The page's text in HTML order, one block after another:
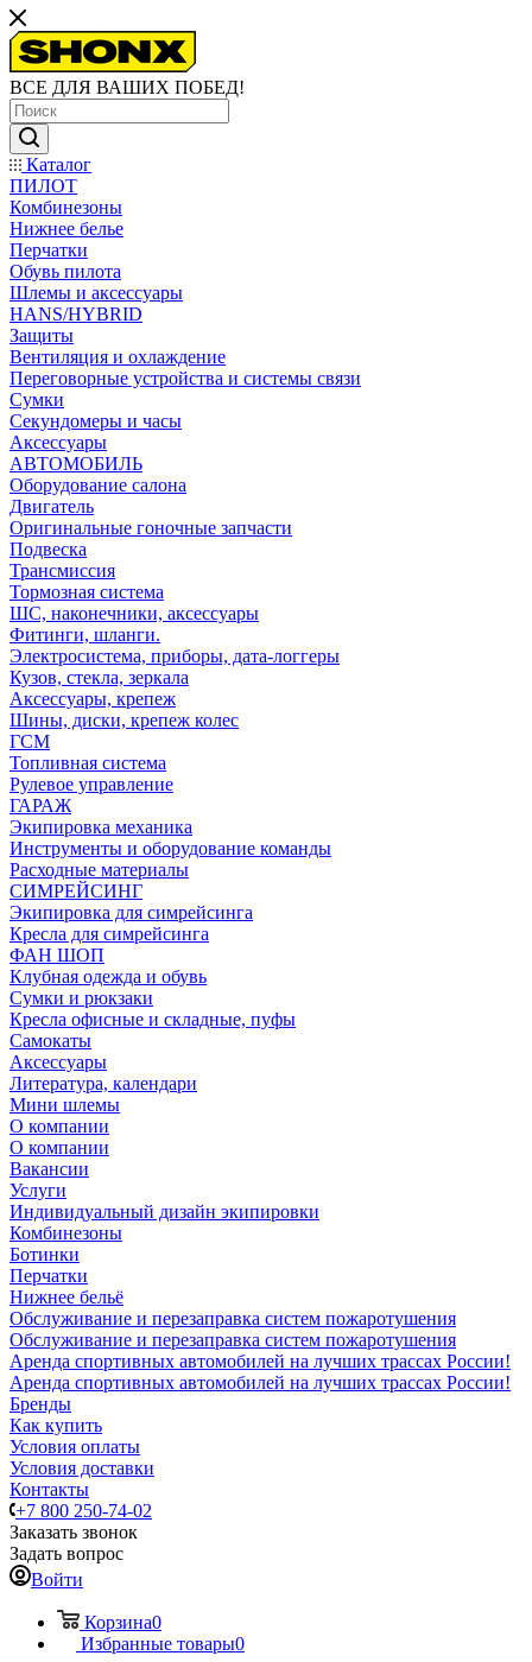
ВСЕ ДЛЯ ВАШИХ ПОБЕД!
Каталог
ПИЛОТ
Комбинезоны
Нижнее белье
Перчатки
Обувь пилота
Шлемы и аксессуары
HANS/HYBRID
Защиты
Вентиляция и охлаждение
Переговорные устройства и системы связи
Сумки
Секундомеры и часы
Аксессуары
АВТОМОБИЛЬ
Оборудование салона
Двигатель
Оригинальные гоночные запчасти
Подвеска
Трансмиссия
Тормозная система
ШС, наконечники, аксессуары
Фитинги, шланги.
Электросистема, приборы, дата-логгеры
Кузов, стекла, зеркала
Аксессуары, крепеж
Шины, диски, крепеж колес
ГСМ
Топливная система
Рулевое управление
ГАРАЖ
Экипировка механика
Инструменты и оборудование команды
Расходные материалы
СИМРЕЙСИНГ
Экипировка для симрейсинга
Кресла для симрейсинга
ФАН ШОП
Клубная одежда и обувь
Сумки и рюкзаки
Кресла офисные и складные, пуфы
Самокаты
Аксессуары
Литература, календари
Мини шлемы
О компании
О компании
Вакансии
Услуги
Индивидуальный дизайн экипировки
Комбинезоны
Ботинки
Перчатки
Нижнее бельё
Обслуживание и перезаправка систем пожаротушения
Обслуживание и перезаправка систем пожаротушения
Аренда спортивных автомобилей на лучших трассах России!
Аренда спортивных автомобилей на лучших трассах России!
Бренды
Как купить
Условия оплаты
Условия доставки
Контакты
+7 800 250-74-02
Заказать звонок
Задать вопрос
Войти
Корзина0
Избранные товары0